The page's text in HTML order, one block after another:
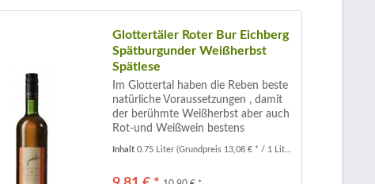
Glottertäler Roter Bur Eichberg
Spätburgunder Weißherbst
Spätlese
Im Glottertal haben die Reben beste
natürliche Voraussetzungen , damit
der berühmte Weißherbst aber auch
Rot-und Weißwein bestens
gedeihen. Seit dem 15.Jahrhundert
werden hier Weine angebaut .
Inhalt0.75 Liter(Grundpreis 13,08 € * / 1 Liter)